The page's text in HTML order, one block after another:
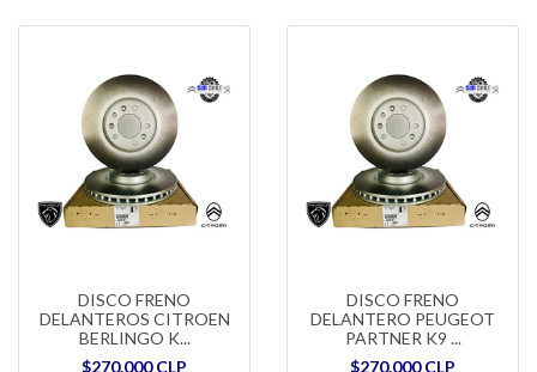
DISCO FRENO
DELANTEROS CITROEN
BERLINGO K...
$270.000 CLP
DISCO FRENO
DELANTERO PEUGEOT
PARTNER K9 ...
$270.000 CLP